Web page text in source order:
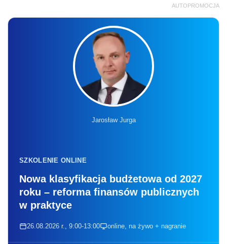
AUTOPROMOCJA
Jarosław Jurga
SZKOLENIE ONLINE
Nowa klasyfikacja budżetowa od 2027
roku – reforma finansów publicznych
w praktyce
26.08.2026 r., 9:00-13:00 online, na żywo + nagranie